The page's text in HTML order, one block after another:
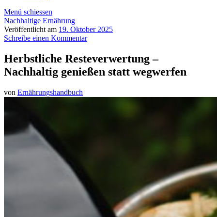
Menü schiessen
Nachhaltige Ernährung
Veröffentlicht am 19. Oktober 2025
Schreibe einen Kommentar
Herbstliche Resteverwertung –
Nachhaltig genießen statt wegwerfen
von Ernährungshandbuch